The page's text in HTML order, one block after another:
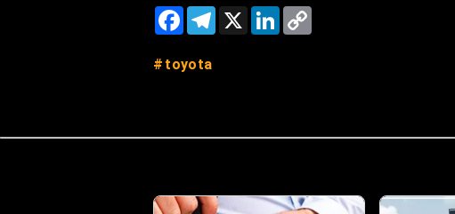
FacebookTelegram
X LinkedIn
toyota